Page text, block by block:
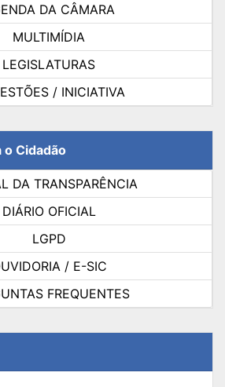
DA CÂMARA
MULTIMÍDIA
LEGISLATURAS
/ INICIATIVA
o Cidadão
DA TRANSPARÊNCIA
DIÁRIO OFICIAL
LGPD
/ E-SIC
FREQUENTES